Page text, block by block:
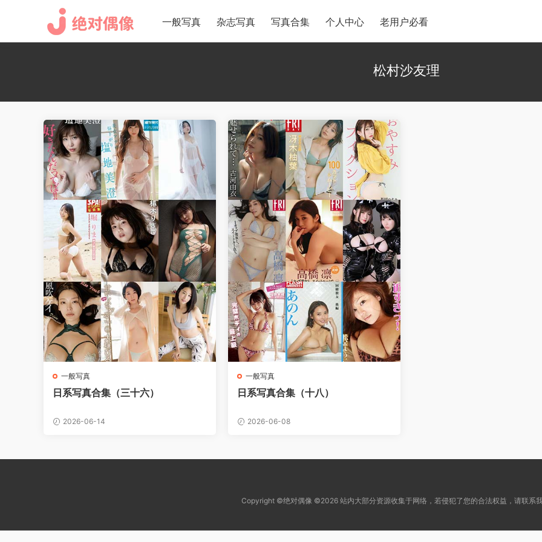
一般写真 杂志写真 写真合集 个人中心 老用户必看
松村沙友理
一般写真
日系写真合集（三十六）
2026-06-14
一般写真
日系写真合集（十八）
2026-06-08
Copyright ©绝对偶像 ©2026 站内大部分资源收集于网络，若侵犯了您的合法权益，请联系我